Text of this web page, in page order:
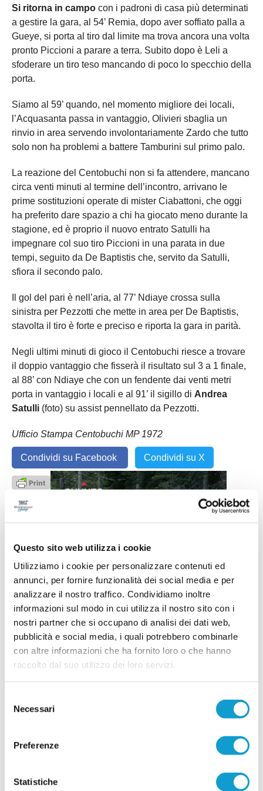
Questo sito web utilizza i cookie
Utilizziamo i cookie per personalizzare contenuti ed
annunci, per fornire funzionalità dei social media e per
analizzare il nostro traffico. Condividiamo inoltre
informazioni sul modo in cui utilizza il nostro sito con i
nostri partner che si occupano di analisi dei dati web,
pubblicità e social media, i quali potrebbero combinarle
con altre informazioni che ha fornito loro o che hanno
raccolto dal suo utilizzo dei loro servizi.
delNecessari
Preferenze
Statistiche
Si ritorna in campo con i padroni di casa più determinati
a gestire la gara, al 54’ Remia, dopo aver soffiato palla a
Gueye, si porta al tiro dal limite ma trova ancora una volta
pronto Piccioni a parare a terra. Subito dopo è Leli a
sfoderare un tiro teso mancando di poco lo specchio della
porta.
Siamo al 59’ quando, nel momento migliore dei locali,
l’Acquasanta passa in vantaggio, Olivieri sbaglia un
rinvio in area servendo involontariamente Zardo che tutto
solo non ha problemi a battere Tamburini sul primo palo.
La reazione del Centobuchi non si fa attendere, mancano
circa venti minuti al termine dell’incontro, arrivano le
prime sostituzioni operate di mister Ciabattoni, che oggi
ha preferito dare spazio a chi ha giocato meno durante la
stagione, ed è proprio il nuovo entrato Satulli ha
impegnare col suo tiro Piccioni in una parata in due
tempi, seguito da De Baptistis che, servito da Satulli,
sfiora il secondo palo.
Il gol del pari è nell’aria, al 77’ Ndiaye crossa sulla
sinistra per Pezzotti che mette in area per De Baptistis,
stavolta il tiro è forte e preciso e riporta la gara in parità.
Negli ultimi minuti di gioco il Centobuchi riesce a trovare
il doppio vantaggio che fisserà il risultato sul 3 a 1 finale,
al 88’ con Ndiaye che con un fendente dai venti metri
porta in vantaggio i locali e al 91’ il sigillo di Andrea
Satulli (foto) su assist pennellato da Pezzotti.
Ufficio Stampa Centobuchi MP 1972
Condividi su Facebook Condividi su X
Scritto daLa Redazioneil 09/05/2026
Altri articoli dalla provincia...
ATLETICO PORCHIA. "La nostra comunità
MONTALTO DELLE MARCHE. Attraverso un
comunicato ufficiale l’Atletico Porchia informa
proseguire l’attività presso l’impianto comunale.
Forte la preoccupazione nell’intera comunità che